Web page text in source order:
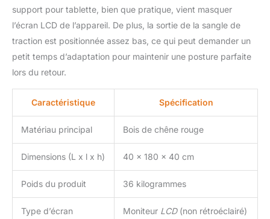
tronc, le dos et les bras.
Grâce au réservoir d'eau
de 15 litres, vous pouvez
facilement régler la
support pour tablette, bien que pratique, vient masquer
l’écran LCD de l’appareil. De plus, la sortie de la sangle de
traction est positionnée assez bas, ce qui peut demander un
petit temps d’adaptation pour maintenir une posture parfaite
lors du retour.
Caractéristique Spécification
Matériau principal Bois de chêne rouge
Dimensions (L x l x h) 40 x 180 x 40 cm
Poids du produit 36 kilogrammes
Type d’écran Moniteur LCD(non rétroéclairé)